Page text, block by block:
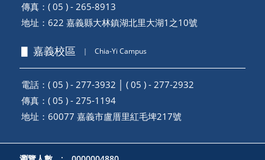
傳真：( 05 ) - 265-8913
地址： 622 嘉義縣大林鎮湖北里大湖1之10號
▋ 嘉義校區 ｜ Chia-Yi Campus
電話：( 05 ) - 277-3932 │ ( 05 ) - 277-2932
傳真：( 05 ) - 275-1194
地址： 60077 嘉義市盧厝里紅毛埤217號